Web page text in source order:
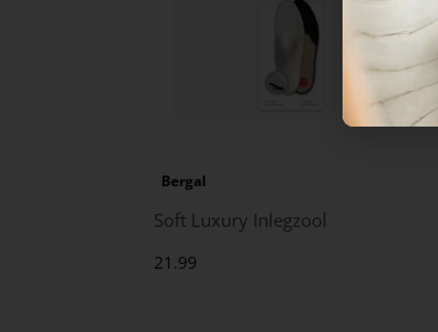
Bergal
Soft Luxury Inlegzool
21.99